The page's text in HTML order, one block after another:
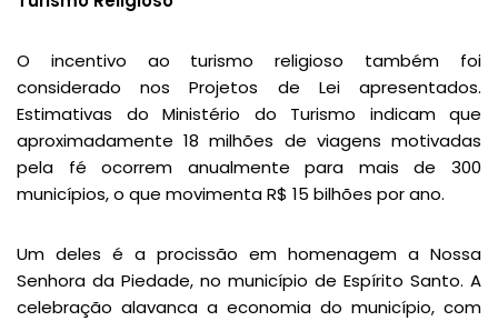
O incentivo ao turismo religioso também foi
considerado nos Projetos de Lei apresentados.
Estimativas do Ministério do Turismo indicam que
aproximadamente 18 milhões de viagens motivadas
pela fé ocorrem anualmente para mais de 300
municípios, o que movimenta R$ 15 bilhões por ano.
Um deles é a procissão em homenagem a Nossa
Senhora da Piedade, no município de Espírito Santo. A
celebração alavanca a economia do município, com